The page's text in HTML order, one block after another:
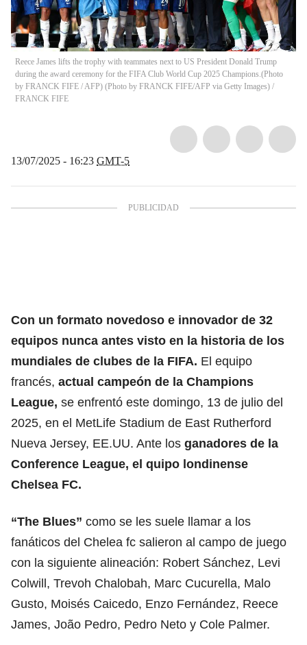
Reece James lifts the trophy with teammates next to US President Donald Trump
during the award ceremony for the FIFA Club World Cup 2025 Champions.(Photo
by FRANCK FIFE / AFP) (Photo by FRANCK FIFE/AFP via Getty Images) /
FRANCK FIFE
13/07/2025 - 16:23 GMT-5
Con un formato novedoso e innovador de 32
equipos nunca antes visto en la historia de los
mundiales de clubes de la FIFA. El equipo
francés, actual campeón de la Champions
League, se enfrentó este domingo, 13 de julio del
2025, en el MetLife Stadium de East Rutherford
Nueva Jersey, EE.UU. Ante los ganadores de la
Conference League, el quipo londinense
Chelsea FC.
“The Blues” como se les suele llamar a los
fanáticos del Chelea fc salieron al campo de juego
con la siguiente alineación: Robert Sánchez, Levi
Colwill, Trevoh Chalobah, Marc Cucurella, Malo
Gusto, Moisés Caicedo, Enzo Fernández, Reece
James, João Pedro, Pedro Neto y Cole Palmer.